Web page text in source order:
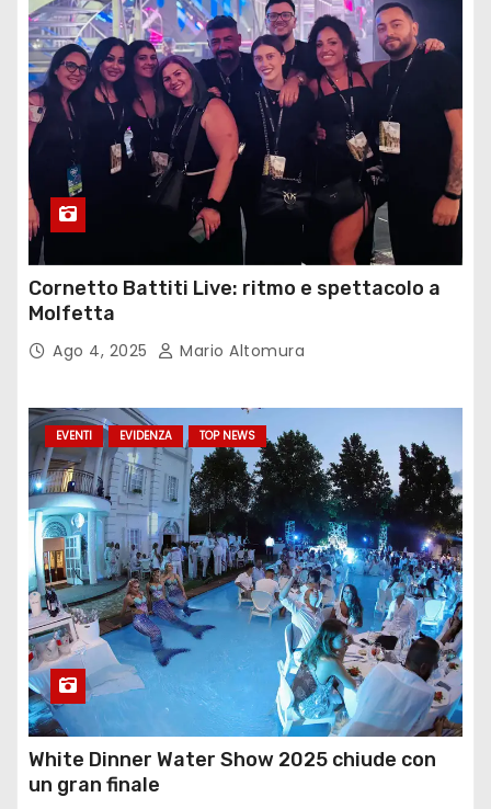
Cornetto Battiti Live: ritmo e spettacolo a
Molfetta
Ago 4, 2025 Mario Altomura
EVENTI EVIDENZA TOP NEWS
White Dinner Water Show 2025 chiude con
un gran finale